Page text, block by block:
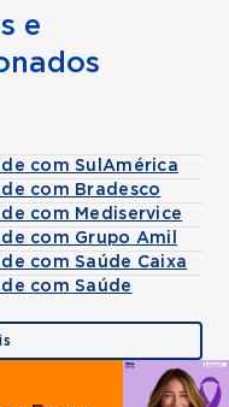
e
com SulAmérica
com Bradesco
com Mediservice
com Grupo Amil
com Saúde Caixa
com Saúde
Agende